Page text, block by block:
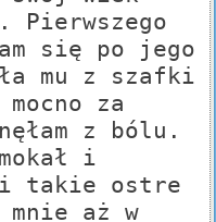
Pierwszego
się po jego
mu z szafki
za
z bólu.
i
takie ostre
mnie aż w